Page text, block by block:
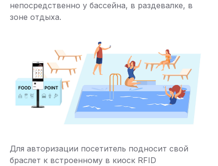
непосредственно у бассейна, в раздевалке, в
зоне отдыха.
Для авторизации посетитель подносит свой
браслет к встроенному в киоск RFID